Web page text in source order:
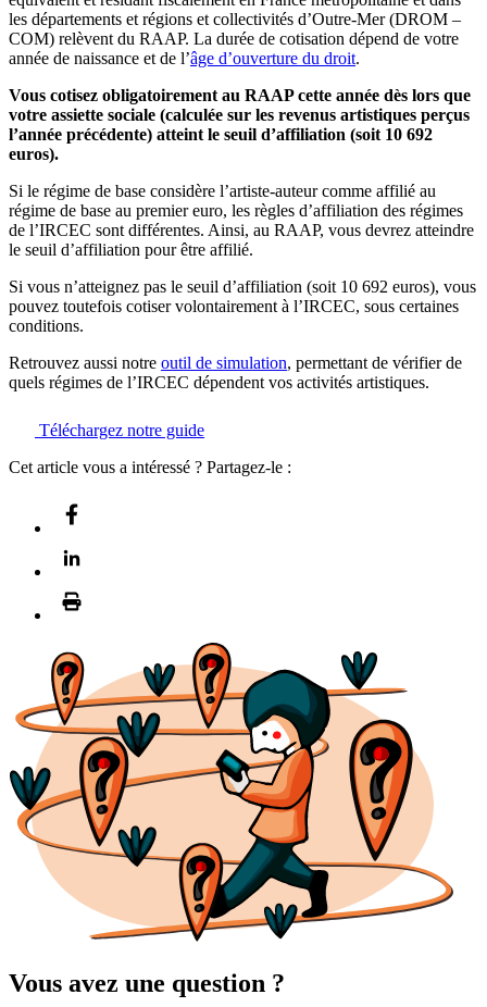
les départements et régions et collectivités d’Outre-Mer (DROM –
COM) relèvent du RAAP. La durée de cotisation dépend de votre
année de naissance et de l’âge d’ouverture du droit.
Vous cotisez obligatoirement au RAAP cette année dès lors que
votre assiette sociale (calculée sur les revenus artistiques perçus
l’année précédente) atteint le seuil d’affiliation (soit 10 692
euros).
Si le régime de base considère l’artiste-auteur comme affilié au
régime de base au premier euro, les règles d’affiliation des régimes
de l’IRCEC sont différentes. Ainsi, au RAAP, vous devrez atteindre
le seuil d’affiliation pour être affilié.
Si vous n’atteignez pas le seuil d’affiliation (soit 10 692 euros), vous
pouvez toutefois cotiser volontairement à l’IRCEC, sous certaines
conditions.
Retrouvez aussi notre outil de simulation, permettant de vérifier de
quels régimes de l’IRCEC dépendent vos activités artistiques.
Téléchargez notre guide
Cet article vous a intéressé ? Partagez-le :
Vous avez une question ?